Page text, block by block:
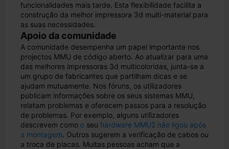
funcionalidades mais tarde. Esta flexibilidade facilita a
construção da melhor impressora 3d multi-material para
as suas necessidades.
Apoio da comunidade
A comunidade desempenha um papel importante nos
projectos MMU de código aberto. Ao atualizar para uma
das melhores impressoras 3d multicoloridas, junta-se a
um grupo de fabricantes que partilham dicas e se
ajudam mutuamente. Nos fóruns, os utilizadores
publicam informações sobre os seus sistemas MMU,
relatam problemas e oferecem passos para a resolução
de problemas. Por exemplo, alguns utilizadores
descrevem como o seu hardware MMU2 não ligou após
a montagem. Outros sugerem a verificação de cabos ou
a troca de placas. Muitas pessoas acham que a